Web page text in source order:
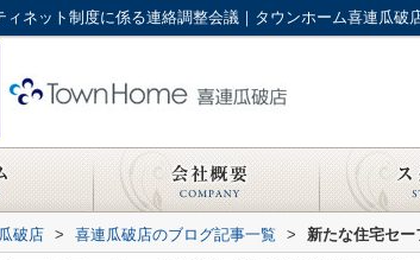
ィネット制度に係る連絡調整会議｜タウンホーム喜連瓜破
破店 > 喜連瓜破店のブログ記事一覧 > 新たな住宅セ